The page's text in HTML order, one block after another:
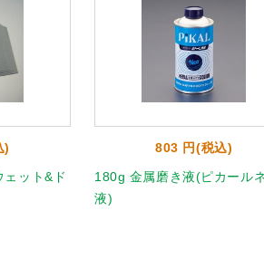
)
ット&ド
803 円(税込)
180g 金属磨き液(ピカール
液)